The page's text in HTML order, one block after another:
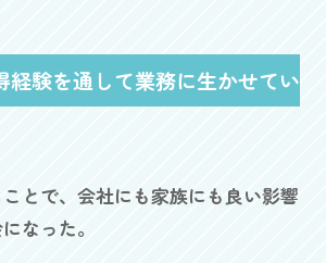
経験を通して業務に生かせてい
とで、会社にも家族にも良い影響
なった。